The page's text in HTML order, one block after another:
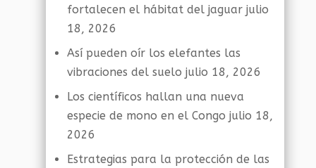
fortalecen el hábitat del jaguar julio
18, 2026
Así pueden oír los elefantes las
vibraciones del suelo julio 18, 2026
Los científicos hallan una nueva
especie de mono en el Congo julio 18,
2026
Estrategias para la protección de las